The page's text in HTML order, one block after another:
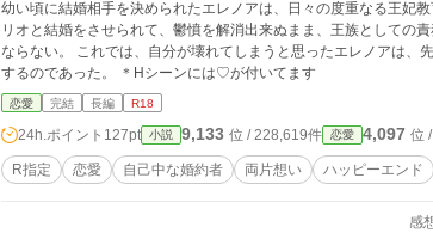
幼い頃に結婚相手を決められたエレノアは、日々の度重なる王妃
リオと結婚をさせられて、鬱憤を解消出来ぬまま、王族としての
ならない。 これでは、自分が壊れてしまうと思ったエレノアは
するのであった。 ＊Hシーンには♡が付いてます
恋愛 完結 長編 R18
24h.ポイント 127pt 小説 9,133 位 / 228,619件 恋愛 4,097 位
R指定 恋愛 自己中な婚約者 両片想い ハッピーエンド
感